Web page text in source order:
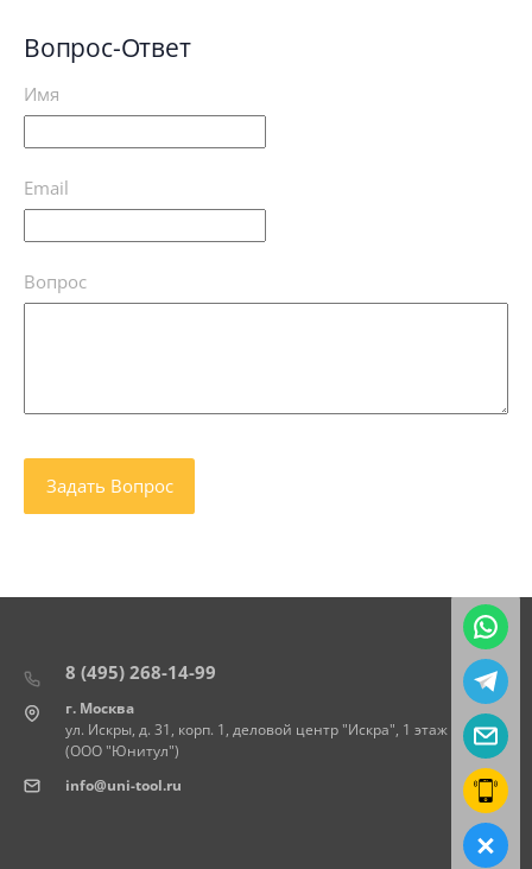
Вопрос-Ответ
Имя
Email
Вопрос
8 (495) 268-14-99
г. Москва
ул. Искры, д. 31, корп. 1, деловой центр "Искра", 1 этаж
(ООО "Юнитул")
info@uni-tool.ru